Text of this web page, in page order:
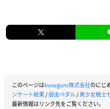
このページはkusuguru株式会社のにじ
ンケート結果/弱虫ペダル/美少女戦士
最新情報はリンク先をご覧ください。